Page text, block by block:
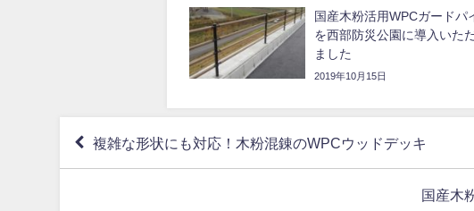
国産木粉活用WPCガードパ
を西部防災公園に導入いた
ました
2019年10月15日
複雑な形状にも対応！木粉混錬のWPCウッドデッキ
国産木